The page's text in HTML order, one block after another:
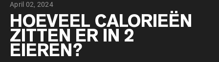
VEGAN PROTEIN
Erwteneiwit
April 02, 2024
HOEVEEL CALORIEËN
ZITTEN ER IN 2
EIEREN?